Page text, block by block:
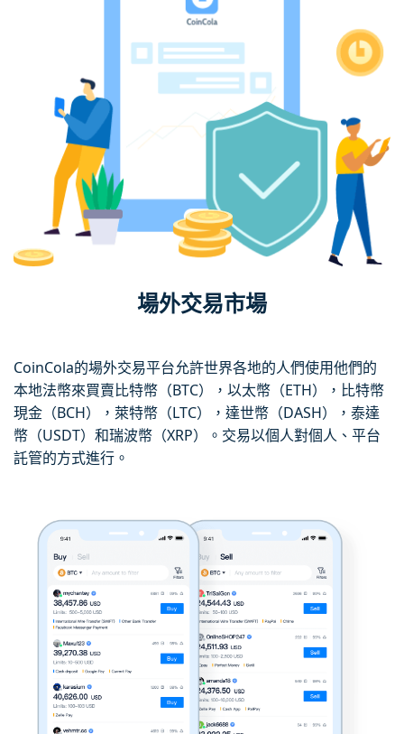
場外交易市場
CoinCola的場外交易平台允許世界各地的人們使用他們的
本地法幣來買賣比特幣（BTC），以太幣（ETH），比特幣
現金（BCH），萊特幣（LTC），達世幣（DASH），泰達
幣（USDT）和瑞波幣（XRP）。交易以個人對個人、平台
託管的方式進行。